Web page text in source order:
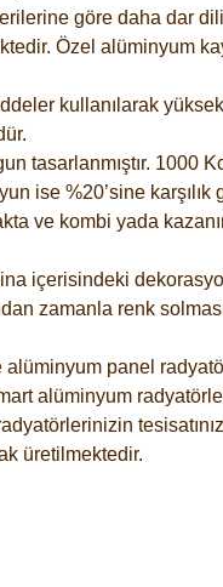
göre daha dar
Özel alüminyum
kullanılarak
tasarlanmıştır. 1000
ise %20’sine
ve kombi yada
içerisindeki
zamanla renk
panel
alüminyum
üretilmektedir.